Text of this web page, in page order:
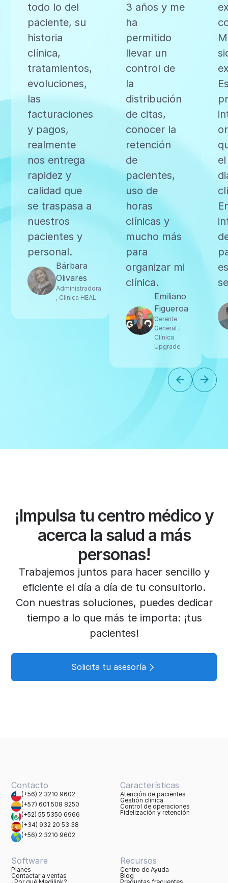
todo lo del
paciente, su
historia
clínica,
tratamientos,
evoluciones,
las
facturaciones
y pagos,
realmente
nos entrega
rapidez y
calidad que
se traspasa a
nuestros
pacientes y
personal.
Bárbara
Olivares
Administradora
, Clínica HEAL
3 años y me
ha
permitido
llevar un
control de
la
distribución
de citas,
conocer la
retención
de
pacientes,
uso de
horas
clínicas y
mucho más
para
organizar mi
clínica.
Emiliano
Figueroa
Gerente
General ,
Clínica
Upgrade
¡Impulsa tu centro médico y
acerca la salud a más
personas!
Trabajemos juntos para hacer sencillo y
eficiente el día a día de tu consultorio.
Con nuestras soluciones, puedes dedicar
tiempo a lo que más te importa: ¡tus
pacientes!
Solicita tu asesoría
Contacto
(+56) 2 3210 9602
(+57) 601 508 8250
(+52) 55 5350 6966
(+34) 932 20 53 38
(+56) 2 3210 9602
Características
Atención de pacientes
Gestión clínica
Control de operaciones
Fidelización y retención
Software
Planes
Contactar a ventas
Recursos
Centro de Ayuda
Blog